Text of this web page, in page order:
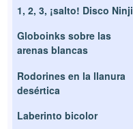
1, 2, 3, ¡salto! Disco Ninji
Globoinks sobre las
arenas blancas
Rodorines en la llanura
desértica
Laberinto bicolor